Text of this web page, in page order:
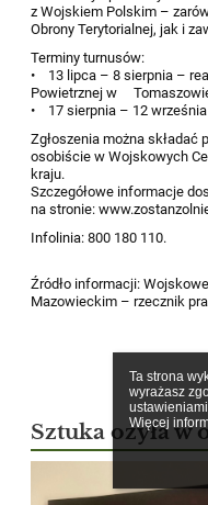
Ta strona
wyrażasz
Więcej
z Wojskiem Polskim –
Obrony Terytorialnej, jak i
Terminy turnusów:
• 13 lipca – 8 sierpnia –
Powietrznej w
• 17 sierpnia – 12 września
Zgłoszenia można
osobiście w Wojskowych
kraju.
Szczegółowe informacje
na stronie:
Infolinia: 800 180 110.
Źródło informacji:
Mazowieckim – rzecznik
Sztuka ożyła w